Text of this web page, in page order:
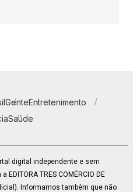
GenteEntretenimento
Saúde
digital independente e sem
TRES COMÉRCIO DE
Informamos também que não